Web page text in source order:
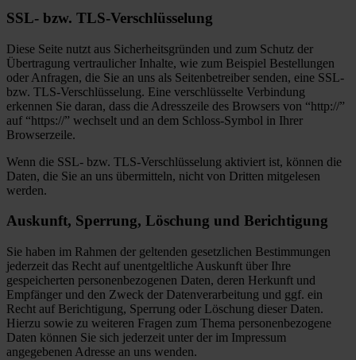
SSL- bzw. TLS-Verschlüsselung
Diese Seite nutzt aus Sicherheitsgründen und zum Schutz der
Übertragung vertraulicher Inhalte, wie zum Beispiel Bestellungen
oder Anfragen, die Sie an uns als Seitenbetreiber senden, eine SSL-
bzw. TLS-Verschlüsselung. Eine verschlüsselte Verbindung
erkennen Sie daran, dass die Adresszeile des Browsers von “http://”
auf “https://” wechselt und an dem Schloss-Symbol in Ihrer
Browserzeile.
Wenn die SSL- bzw. TLS-Verschlüsselung aktiviert ist, können die
Daten, die Sie an uns übermitteln, nicht von Dritten mitgelesen
werden.
Auskunft, Sperrung, Löschung und Berichtigung
Sie haben im Rahmen der geltenden gesetzlichen Bestimmungen
jederzeit das Recht auf unentgeltliche Auskunft über Ihre
gespeicherten personenbezogenen Daten, deren Herkunft und
Empfänger und den Zweck der Datenverarbeitung und ggf. ein
Recht auf Berichtigung, Sperrung oder Löschung dieser Daten.
Hierzu sowie zu weiteren Fragen zum Thema personenbezogene
Daten können Sie sich jederzeit unter der im Impressum
angegebenen Adresse an uns wenden.